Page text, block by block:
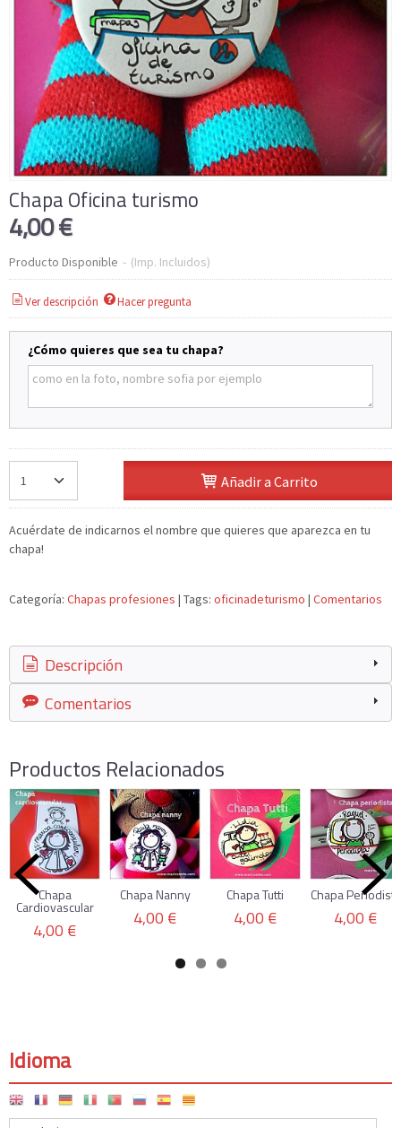
Idioma
Chapa Oficina turismo
4,00 €
Producto Disponible - (Imp. Incluidos)
Ver descripción Hacer pregunta
¿Cómo quieres que sea tu chapa?
Añadir a Carrito
Acuérdate de indicarnos el nombre que quieres que aparezca en tu
chapa!
Categoría: Chapas profesiones | Tags: oficinadeturismo | Comentarios
Descripción
Comentarios
Productos Relacionados
Chapa
Cardiovascular
4,00 €
Chapa Nanny
4,00 €
Chapa Tutti
4,00 €
Chapa Periodista
4,00 €